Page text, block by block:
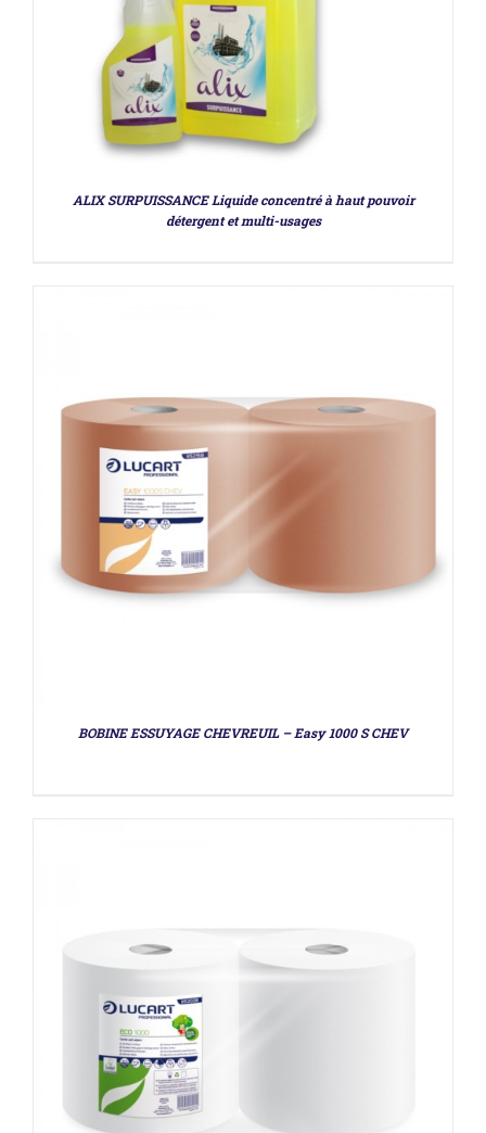
ALIX SURPUISSANCE Liquide concentré à haut pouvoir
détergent et multi-usages
DÉTAILS
BOBINE ESSUYAGE CHEVREUIL – Easy 1000 S CHEV